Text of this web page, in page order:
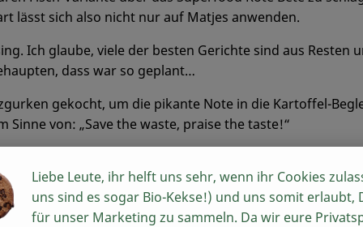
lässt sich also nicht nur auf Matjes anwenden.
Ich glaube, viele der besten Gerichte sind aus Resten
dass war so geplant…
gekocht, um die pikante Note in die Kartoffel-
von: „Save the waste, praise the taste!“
Kürbiskernen. In der Pfanne geröstet, passend
– also ab auf den Salat.
Liebe Leute, ihr helft uns sehr, wenn ihr Cookies
uns sind es sogar Bio-Kekse!) und uns somit erlaubt,
für unser Marketing zu sammeln. Da wir eure